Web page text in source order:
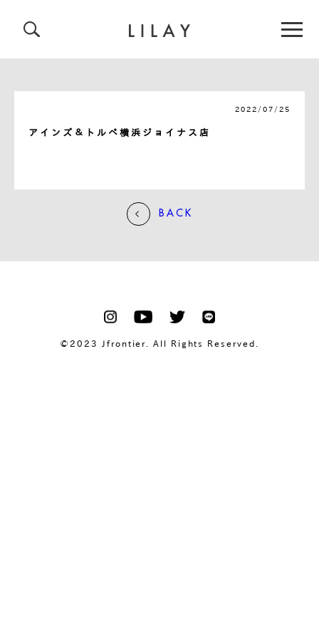
2022/07/25
アインズ＆トルペ横浜ジョイナス店
BACK
©2023 Jfrontier. All Rights Reserved.